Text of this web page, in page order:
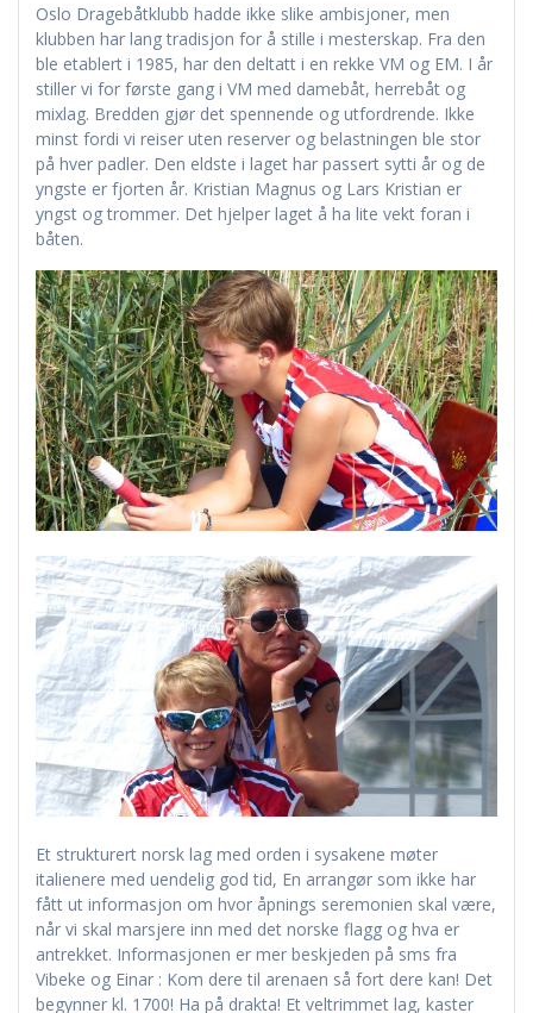
Oslo Dragebåtklubb hadde ikke slike ambisjoner, men
klubben har lang tradisjon for å stille i mesterskap. Fra den
ble etablert i 1985, har den deltatt i en rekke VM og EM. I år
stiller vi for første gang i VM med damebåt, herrebåt og
mixlag. Bredden gjør det spennende og utfordrende. Ikke
minst fordi vi reiser uten reserver og belastningen ble stor
på hver padler. Den eldste i laget har passert sytti år og de
yngste er fjorten år. Kristian Magnus og Lars Kristian er
yngst og trommer. Det hjelper laget å ha lite vekt foran i
båten.
Et strukturert norsk lag med orden i sysakene møter
italienere med uendelig god tid, En arrangør som ikke har
fått ut informasjon om hvor åpnings seremonien skal være,
når vi skal marsjere inn med det norske flagg og hva er
antrekket. Informasjonen er mer beskjeden på sms fra
Vibeke og Einar : Kom dere til arenaen så fort dere kan! Det
begynner kl. 1700! Ha på drakta! Et veltrimmet lag, kaster